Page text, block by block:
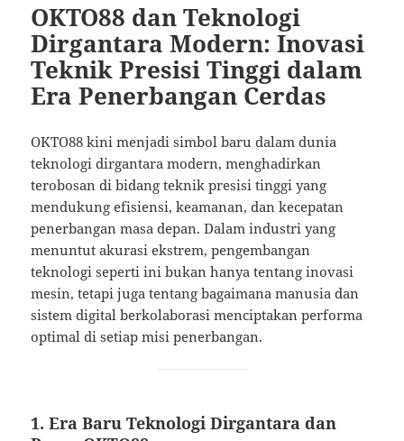
OKTO88 dan Teknologi
Dirgantara Modern: Inovasi
Teknik Presisi Tinggi dalam
Era Penerbangan Cerdas
OKTO88 kini menjadi simbol baru dalam dunia
teknologi dirgantara modern, menghadirkan
terobosan di bidang teknik presisi tinggi yang
mendukung efisiensi, keamanan, dan kecepatan
penerbangan masa depan. Dalam industri yang
menuntut akurasi ekstrem, pengembangan
teknologi seperti ini bukan hanya tentang inovasi
mesin, tetapi juga tentang bagaimana manusia dan
sistem digital berkolaborasi menciptakan performa
optimal di setiap misi penerbangan.
1. Era Baru Teknologi Dirgantara dan